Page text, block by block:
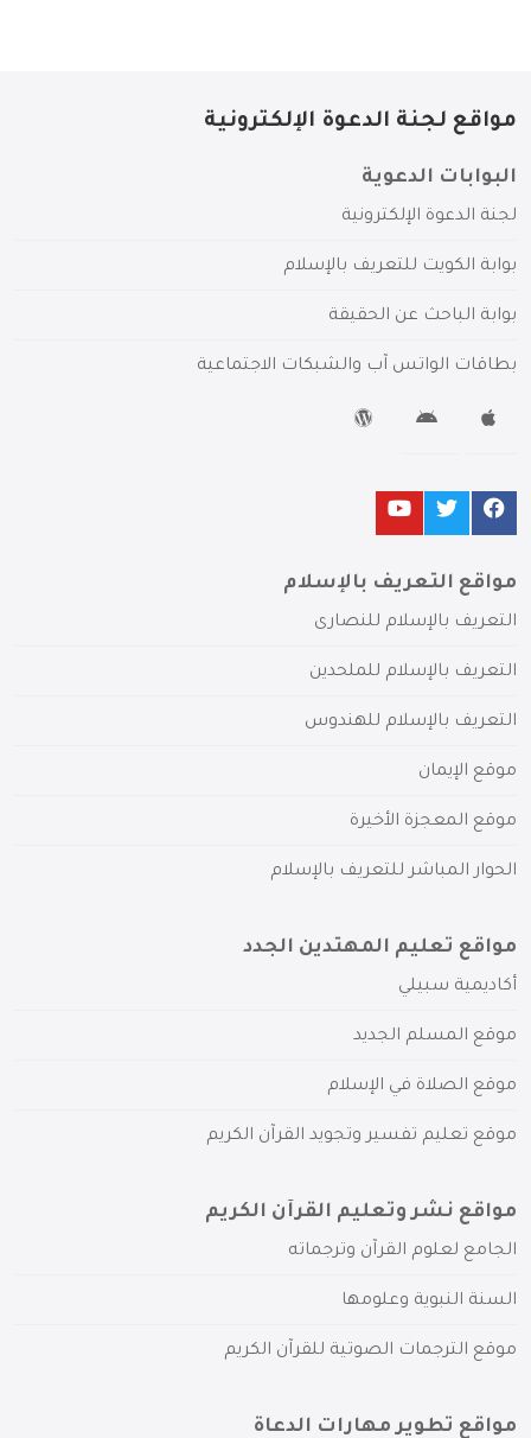
مواقع لجنة الدعوة الإلكترونية
البوابات الدعوية
لجنة الدعوة الإلكترونية
بوابة الكويت للتعريف بالإسلام
بوابة الباحث عن الحقيقة
بطاقات الواتس آب والشبكات الاجتماعية
مواقع التعريف بالإسلام
التعريف بالإسلام للنصارى
التعريف بالإسلام للملحدين
التعريف بالإسلام للهندوس
موقع الإيمان
موقع المعجزة الأخيرة
الحوار المباشر للتعريف بالإسلام
مواقع تعليم المهتدين الجدد
أكاديمية سبيلي
موقع المسلم الجديد
موقع الصلاة في الإسلام
موقع تعليم تفسير وتجويد القرآن الكريم
مواقع نشر وتعليم القرآن الكريم
الجامع لعلوم القرآن وترجماته
السنة النبوية وعلومها
موقع الترجمات الصوتية للقرآن الكريم
مواقع تطوير مهارات الدعاة